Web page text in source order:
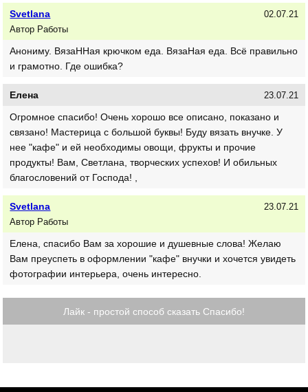
Svetlana
Автор Работы
02.07.21
Анониму. ВязаННая крючком еда. ВязаНая еда. Всё правильно
и грамотно. Где ошибка?
Елена 23.07.21
Огромное спасибо! Очень хорошо все описано, показано и
связано! Мастерица с большой буквы! Буду вязать внучке. У
нее "кафе" и ей необходимы овощи, фрукты и прочие
продукты! Вам, Светлана, творческих успехов! И обильных
благословений от Господа! ,
Svetlana
Автор Работы
23.07.21
Елена, спасибо Вам за хорошие и душевные слова! Желаю
Вам преуспеть в оформлении "кафе" внучки и хочется увидеть
фотографии интерьера, очень интересно.
Лайк - простой способ сказать Спасибо!